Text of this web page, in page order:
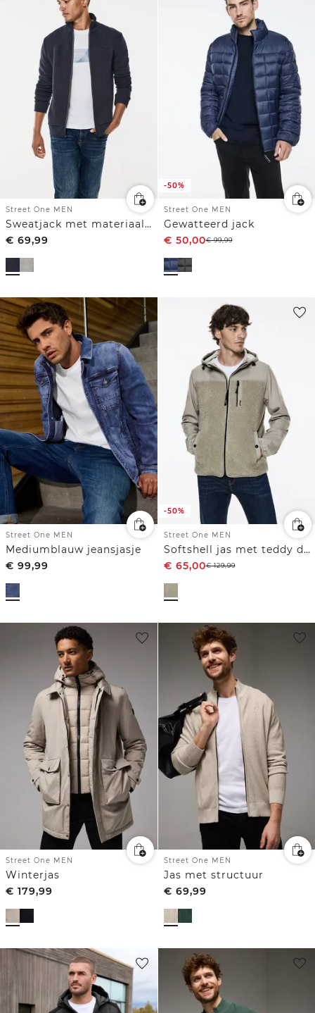
Street One MEN
Sweatjack met materiaalmix
€ 69,99
-50%
Street One MEN
Gewatteerd jack
€ 50,00€99,99
Street One MEN
Mediumblauw jeansjasje
€ 99,99
-50%
Street One MEN
Softshell jas met teddy details
€ 65,00€129,99
Street One MEN
Winterjas
€ 179,99
Street One MEN
Jas met structuur
€ 69,99